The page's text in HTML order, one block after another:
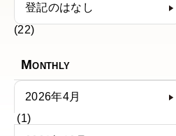
登記のはなし
(22)
Monthly
2026年4月
(1)